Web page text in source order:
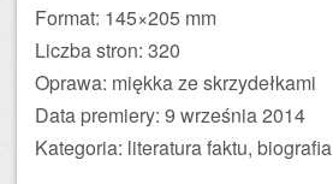
Format: 145×205 mm
Liczba stron: 320
Oprawa: miękka ze skrzydełkami
Data premiery: 9 września 2014
Kategoria: literatura faktu, biografia